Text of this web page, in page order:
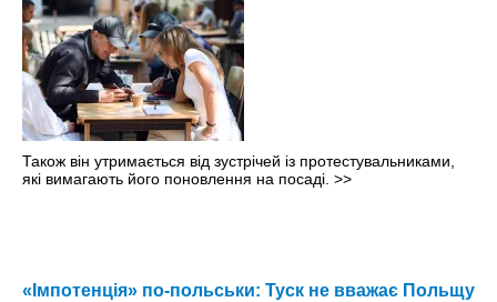
Також він утримається від зустрічей із протестувальниками,
які вимагають його поновлення на посаді. >>
«Імпотенція» по-польськи: Туск не вважає Польщу